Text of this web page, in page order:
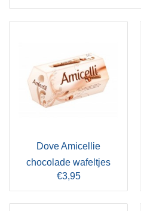
Dove Amicellie
chocolade wafeltjes
€3,95